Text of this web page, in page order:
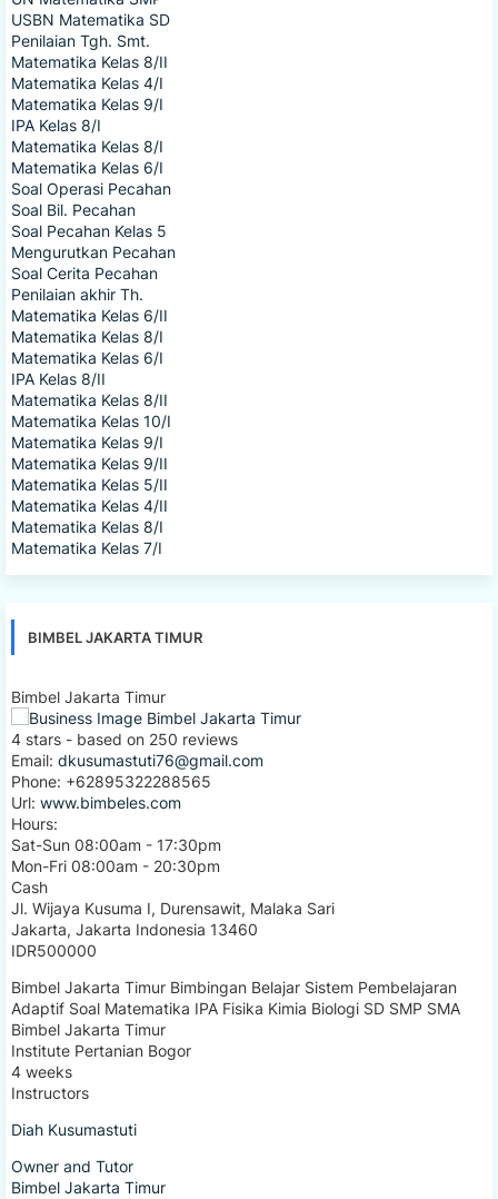
USBN Matematika SD
Penilaian Tgh. Smt.
Matematika Kelas 8/II
Matematika Kelas 4/I
Matematika Kelas 9/I
IPA Kelas 8/I
Matematika Kelas 8/I
Matematika Kelas 6/I
Soal Operasi Pecahan
Soal Bil. Pecahan
Soal Pecahan Kelas 5
Mengurutkan Pecahan
Soal Cerita Pecahan
Penilaian akhir Th.
Matematika Kelas 6/II
Matematika Kelas 8/I
Matematika Kelas 6/I
IPA Kelas 8/II
Matematika Kelas 8/II
Matematika Kelas 10/I
Matematika Kelas 9/I
Matematika Kelas 9/II
Matematika Kelas 5/II
Matematika Kelas 4/II
Matematika Kelas 8/I
Matematika Kelas 7/I
BIMBEL JAKARTA TIMUR
Bimbel Jakarta Timur
4 stars - based on 250 reviews
Email: dkusumastuti76@gmail.com
Phone: +62895322288565
Url: www.bimbeles.com
Hours:
Sat-Sun 08:00am - 17:30pm
Mon-Fri 08:00am - 20:30pm
Cash
Jl. Wijaya Kusuma I, Durensawit, Malaka Sari
Jakarta, Jakarta Indonesia 13460
IDR500000
Bimbel Jakarta Timur Bimbingan Belajar Sistem Pembelajaran
Adaptif Soal Matematika IPA Fisika Kimia Biologi SD SMP SMA
Bimbel Jakarta Timur
Institute Pertanian Bogor
4 weeks
Instructors
Diah Kusumastuti
Owner and Tutor
Bimbel Jakarta Timur